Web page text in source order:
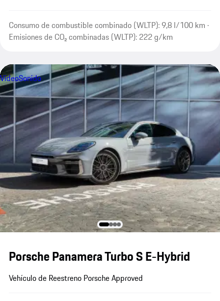
Consumo de combustible combinado (WLTP): 9,8 l/100 km ·
Emisiones de CO₂ combinadas (WLTP): 222 g/km
VídeoSonido
Porsche Panamera Turbo S E-Hybrid
Vehículo de Reestreno Porsche Approved